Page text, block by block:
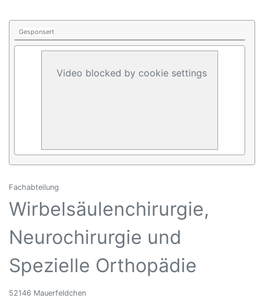
Gesponsert
Video blocked by cookie settings
Fachabteilung
Wirbelsäulenchirurgie,
Neurochirurgie und
Spezielle Orthopädie
52146 Mauerfeldchen